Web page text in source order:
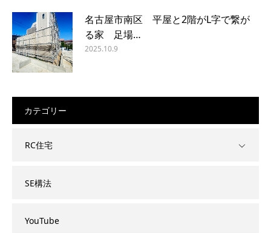
名古屋市南区 平屋と2階がL字で繋が
る家 足場…
2025.10.9
カテゴリー
RC住宅
SE構法
YouTube